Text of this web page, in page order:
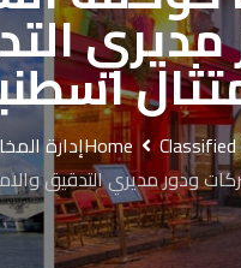
مديري
Homeإدارة
ودور مديري التدقيق